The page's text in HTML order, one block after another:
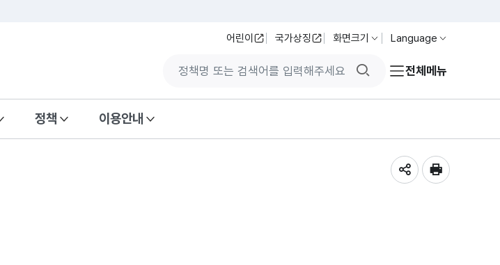
어린이 국가상징 화면크기 Language
검색버튼전체메뉴
정책 이용안내